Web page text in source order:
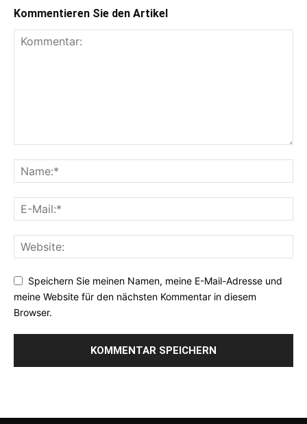
Kommentieren Sie den Artikel
Speichern Sie meinen Namen, meine E-Mail-Adresse und
meine Website für den nächsten Kommentar in diesem
Browser.